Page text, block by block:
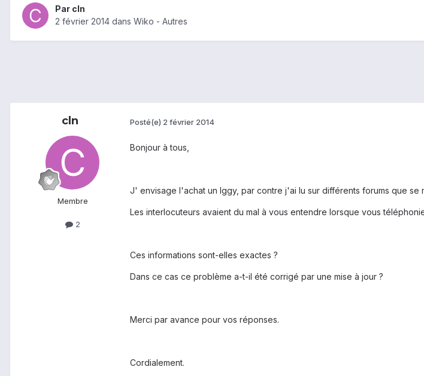
Par cln
2 février 2014 dans Wiko - Autres
cln
Membre
2
Posté(e) 2 février 2014
Bonjour à tous,
J' envisage l'achat un Iggy, par contre j'ai lu sur différents forums que
Les interlocuteurs avaient du mal à vous entendre lorsque vous
Ces informations sont-elles exactes ?
Dans ce cas ce problème a-t-il été corrigé par une mise à jour ?
Merci par avance pour vos réponses.
Cordialement.